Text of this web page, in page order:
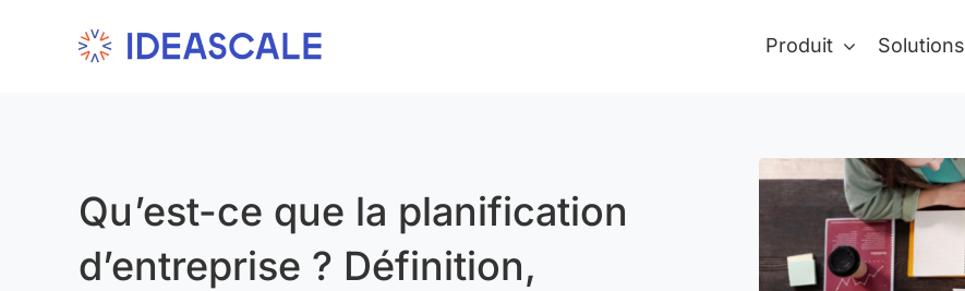
Produit Solutions
Qu’est-ce que la planification
d’entreprise ? Définition,